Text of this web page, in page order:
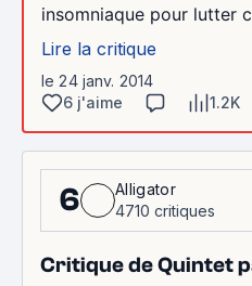
insomniaque pour lutter
Lire la critique
le 24 janv. 2014
6 j'aime
1.2K
6
Alligator
4710 critiques
Critique de Quintet